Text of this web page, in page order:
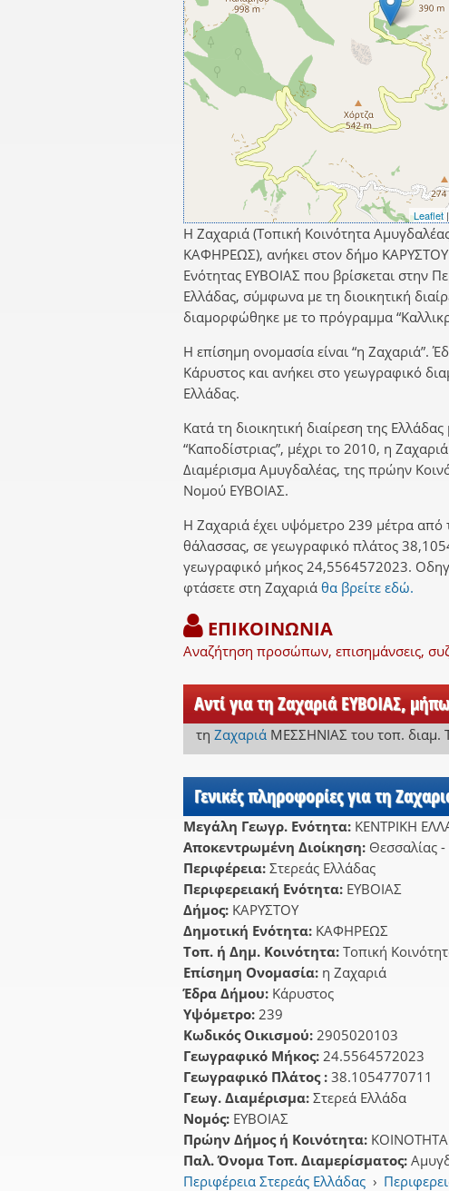
Leaflet
Η Ζαχαριά (Τοπική Κοινότητα
ΚΑΦΗΡΕΩΣ), ανήκει στον δήμο ΚΑΡΥΣΤΟΥ
Ενότητας ΕΥΒΟΙΑΣ που βρίσκεται στην
Ελλάδας, σύμφωνα με τη διοικητική
διαμορφώθηκε με το πρόγραμμα
Η επίσημη ονομασία είναι “η Ζαχαριά”.
Κάρυστος και ανήκει στο γεωγραφικό
Ελλάδας.
Κατά τη διοικητική διαίρεση της Ελλάδας
“Καποδίστριας”, μέχρι το 2010, η
Διαμέρισμα Αμυγδαλέας, της πρώην
Νομού ΕΥΒΟΙΑΣ.
Η Ζαχαριά έχει υψόμετρο 239 μέτρα από
θάλασσας, σε γεωγραφικό πλάτος
γεωγραφικό μήκος 24,5564572023.
φτάσετε στη Ζαχαριά θα βρείτε εδώ.
ΕΠΙΚΟΙΝΩΝΙΑ
Αναζήτηση προσώπων, επισημάνσεις,
Αντί για τη Ζαχαριά ΕΥΒΟΙΑΣ,
τη Ζαχαριά ΜΕΣΣΗΝΙΑΣ του τοπ. διαμ.
Γενικές πληροφορίες για τη
Μεγάλη Γεωγρ. Ενότητα: ΚΕΝΤΡΙΚΗ
Αποκεντρωμένη Διοίκηση: Θεσσαλίας
Περιφέρεια: Στερεάς Ελλάδας
Περιφερειακή Ενότητα: ΕΥΒΟΙΑΣ
Δήμος: ΚΑΡΥΣΤΟΥ
Δημοτική Ενότητα: ΚΑΦΗΡΕΩΣ
Τοπ. ή Δημ. Κοινότητα: Τοπική
Επίσημη Ονομασία: η Ζαχαριά
Έδρα Δήμου: Κάρυστος
Υψόμετρο: 239
Κωδικός Οικισμού: 2905020103
Γεωγραφικό Μήκος: 24.5564572023
Γεωγραφικό Πλάτος : 38.1054770711
Γεωγ. Διαμέρισμα: Στερεά Ελλάδα
Νομός: ΕΥΒΟΙΑΣ
Πρώην Δήμος ή Κοινότητα:
Παλ. Όνομα Τοπ. Διαμερίσματος:
Περιφέρεια Στερεάς Ελλάδας ›